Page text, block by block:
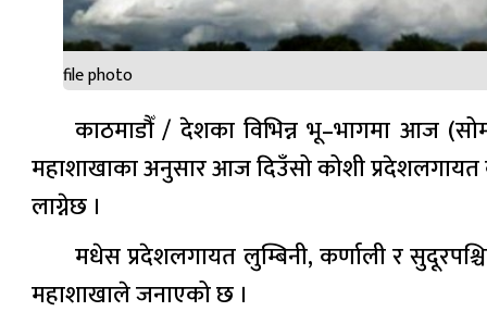
file photo
काठमाडौँ / देशका विभिन्न भू–भागमा आज
महाशाखाका अनुसार आज दिउँसो कोशी प्रदेशलगायत
लाग्नेछ ।
मधेस प्रदेशलगायत लुम्बिनी, कर्णाली र
महाशाखाले जनाएको छ ।